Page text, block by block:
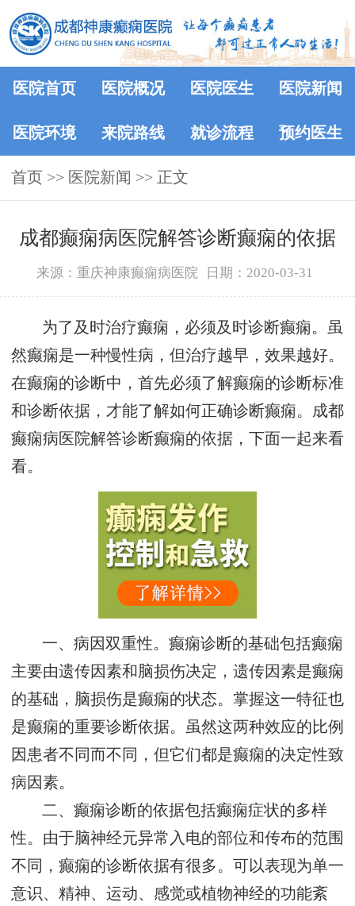
医院首页 医院概况 医院医生 医院新闻
医院环境 来院路线 就诊流程 预约医生
首页 >> 医院新闻 >> 正文
成都癫痫病医院解答诊断癫痫的依据
来源：重庆神康癫痫病医院 日期：2020-03-31
为了及时治疗癫痫，必须及时诊断癫痫。虽
然癫痫是一种慢性病，但治疗越早，效果越好。
在癫痫的诊断中，首先必须了解癫痫的诊断标准
和诊断依据，才能了解如何正确诊断癫痫。成都
癫痫病医院解答诊断癫痫的依据，下面一起来看
看。
一、病因双重性。癫痫诊断的基础包括癫痫
主要由遗传因素和脑损伤决定，遗传因素是癫痫
的基础，脑损伤是癫痫的状态。掌握这一特征也
是癫痫的重要诊断依据。虽然这两种效应的比例
因患者不同而不同，但它们都是癫痫的决定性致
病因素。
二、癫痫诊断的依据包括癫痫症状的多样
性。由于脑神经元异常入电的部位和传布的范围
不同，癫痫的诊断依据有很多。可以表现为单一
意识、精神、运动、感觉或植物神经的功能紊